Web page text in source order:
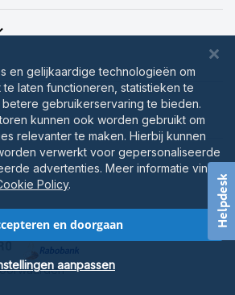
Helpdesk
en gelijkaardige technologieën om
laten functioneren, statistieken te
gebruikerservaring te bieden.
kunnen ook worden gebruikt om
relevanter te maken. Hierbij kunnen
verwerkt voor gepersonaliseerde
advertenties. Meer informatie vind
Policy.
en doorgaan
aanpassen